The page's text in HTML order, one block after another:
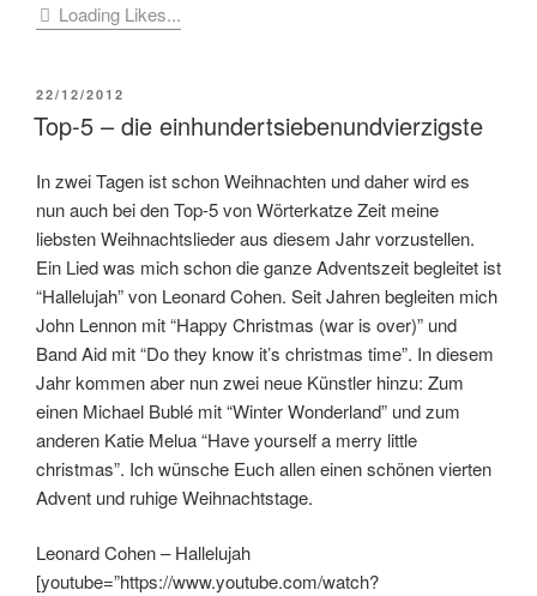
Loading Likes...
VERÖFFENTLICHT
AM
22/12/2012
Top-5 – die einhundertsiebenundvierzigste
In zwei Tagen ist schon Weihnachten und daher wird es
nun auch bei den Top-5 von Wörterkatze Zeit meine
liebsten Weihnachtslieder aus diesem Jahr vorzustellen.
Ein Lied was mich schon die ganze Adventszeit begleitet ist
“Hallelujah” von Leonard Cohen. Seit Jahren begleiten mich
John Lennon mit “Happy Christmas (war is over)” und
Band Aid mit “Do they know it’s christmas time”. In diesem
Jahr kommen aber nun zwei neue Künstler hinzu: Zum
einen Michael Bublé mit “Winter Wonderland” und zum
anderen Katie Melua “Have yourself a merry little
christmas”. Ich wünsche Euch allen einen schönen vierten
Advent und ruhige Weihnachtstage.
Leonard Cohen – Hallelujah
[youtube=”https://www.youtube.com/watch?